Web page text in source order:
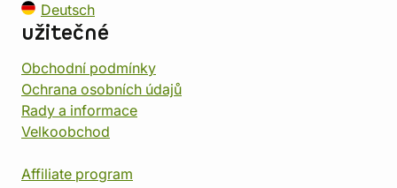
Deutsch
užitečné
Obchodní podmínky
Ochrana osobních údajů
Rady a informace
Velkoobchod
Affiliate program